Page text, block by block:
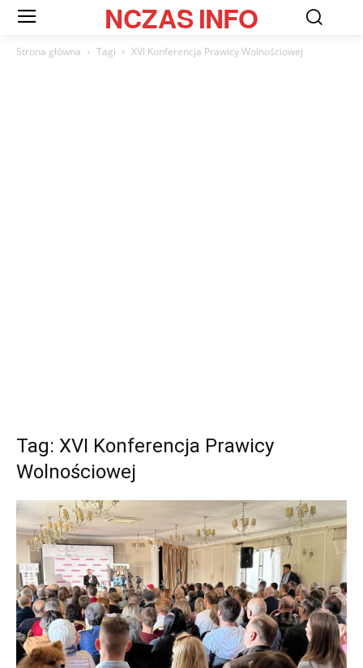
NCZASINFO
Strona główna Tagi XVI Konferencja Prawicy Wolnościowej
Tag: XVI Konferencja Prawicy
Wolnościowej